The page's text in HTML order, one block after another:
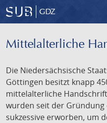
GDZ
Mittelalterliche
Die Niedersächsische
Göttingen besitzt knapp
mittelalterliche
wurden seit der Gründung
sukzessive erworben, um